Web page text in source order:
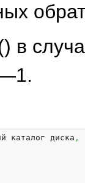
в
каталог диска ,